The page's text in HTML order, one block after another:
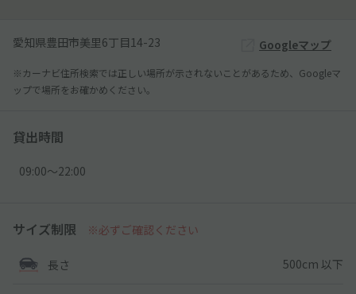
愛知県豊田市美里6丁目14-23 Googleマップ
※カーナビ住所検索では正しい場所が示されないことがあるため、Googleマ
ップで場所をお確かめください。
貸出時間
09:00〜22:00
サイズ制限 ※必ずご確認ください
長さ 500cm 以下